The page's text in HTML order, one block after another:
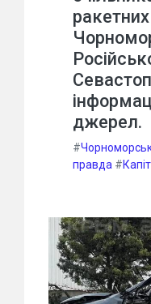
джерел.
#
правда #